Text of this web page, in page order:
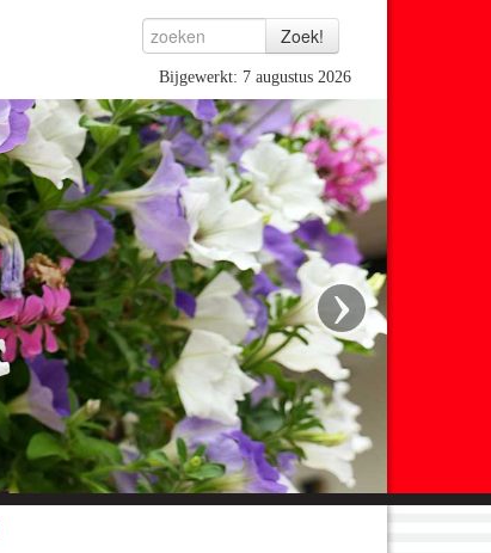
Bijgewerkt: 7 augustus 2026
›